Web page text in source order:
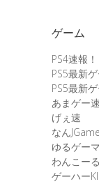
ゲーム
PS4速報！
PS5最新
PS5最新
あまゲー
げぇ速
なん
ゆるゲー
わんこー
ゲーハー